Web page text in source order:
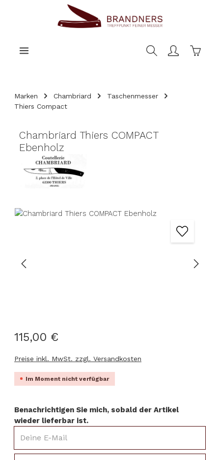
Marken Chambriard
Taschenmesser
Thiers Compact
Chambriard Thiers COMPACT
Ebenholz
Bildergalerie überspringen
115,00 €
Preise inkl. MwSt. zzgl. Versandkosten
Im Moment nicht verfügbar
Benachrichtigen Sie mich, sobald der Artikel
wieder lieferbar ist.